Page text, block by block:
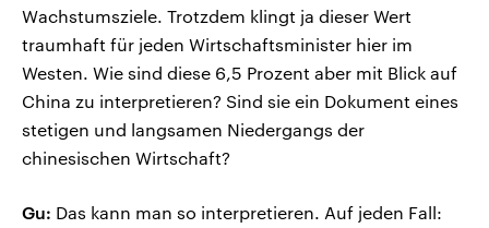
Wachstumsziele. Trotzdem klingt ja dieser Wert
traumhaft für jeden Wirtschaftsminister hier im
Westen. Wie sind diese 6,5 Prozent aber mit Blick auf
China zu interpretieren? Sind sie ein Dokument eines
stetigen und langsamen Niedergangs der
chinesischen Wirtschaft?
Gu: Das kann man so interpretieren. Auf jeden Fall: